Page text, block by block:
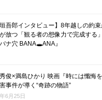
垣吾郎インタビュー】8年越しの約
放つ「観る者の想像力で完成する
ナ穴 BANA🕳ANA』
俊×満島ひかり 映画『時には懺悔
事件が導く“奇跡の物語”
6月25日